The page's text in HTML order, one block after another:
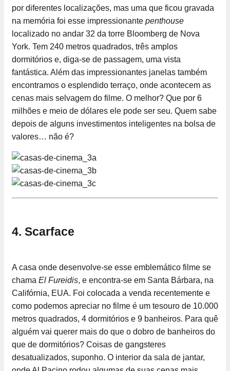
por diferentes localizações, mas uma que ficou gravada
na memória foi esse impressionante penthouse
localizado no andar 32 da torre Bloomberg de Nova
York. Tem 240 metros quadrados, três amplos
dormitórios e, diga-se de passagem, uma vista
fantástica. Além das impressionantes janelas também
encontramos o esplendido terraço, onde acontecem as
cenas mais selvagem do filme. O melhor? Que por 6
milhões e meio de dólares ele pode ser seu. Quem sabe
depois de alguns investimentos inteligentes na bolsa de
valores… não é?
4. Scarface
A casa onde desenvolve-se esse emblemático filme se
chama El Fureidis, e encontra-se em Santa Bárbara, na
Califórnia, EUA. Foi colocada a venda recentemente e
como podemos apreciar no filme é um tesouro de 10.000
metros quadrados, 4 dormitórios e 9 banheiros. Para quê
alguém vai querer mais do que o dobro de banheiros do
que de dormitórios? Coisas de gangsteres
desatualizados, suponho. O interior da sala de jantar,